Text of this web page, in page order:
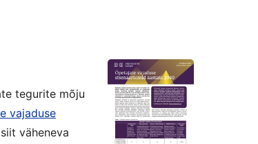
tegurite mõju
vajaduse
väheneva